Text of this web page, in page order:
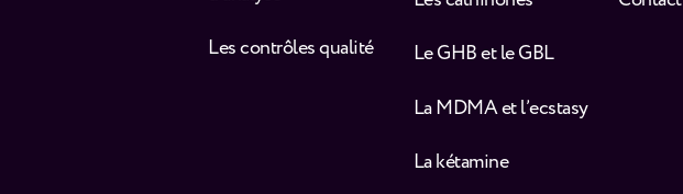
Les contrôles qualité
Le GHB et le GBL
La MDMA et l’ecstasy
La kétamine